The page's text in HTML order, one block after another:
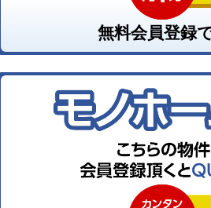
無料会員登録